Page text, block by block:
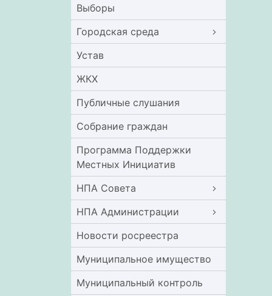
Выборы
Городская среда
Устав
ЖКХ
Публичные слушания
Собрание граждан
Программа Поддержки
Местных Инициатив
НПА Совета
НПА Администрации
Новости росреестра
Муниципальное имущество
Муниципальный контроль